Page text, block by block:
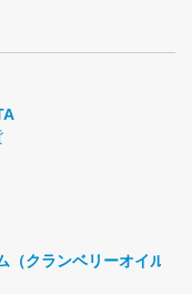
クランベリーオイル）